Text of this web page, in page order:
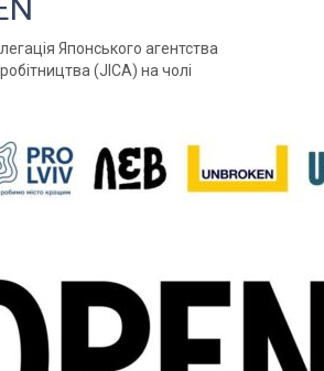
Японського агентства
(JICA) на чолі